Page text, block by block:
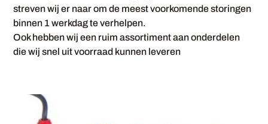
streven wij er naar om de meest voorkomende storingen
binnen 1 werkdag te verhelpen.
Ook hebben wij een ruim assortiment aan onderdelen
die wij snel uit voorraad kunnen leveren